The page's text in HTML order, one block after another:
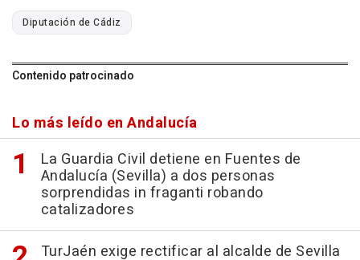
Diputación de Cádiz
Contenido patrocinado
Lo más leído en Andalucía
La Guardia Civil detiene en Fuentes de
Andalucía (Sevilla) a dos personas
sorprendidas in fraganti robando
catalizadores
TurJaén exige rectificar al alcalde de Sevilla